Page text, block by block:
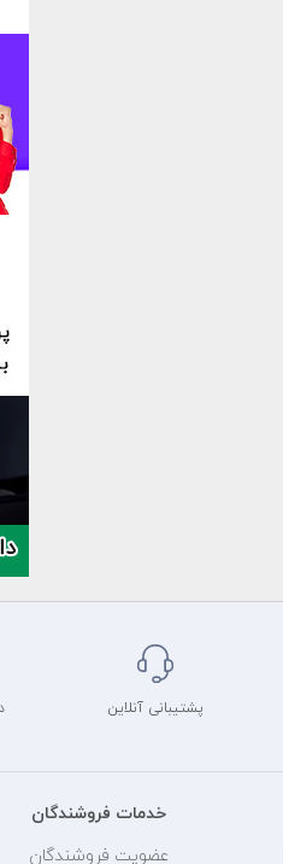
پشتیبانی آنلاین
خدمات فروشندگان
عضویت فروشندگان